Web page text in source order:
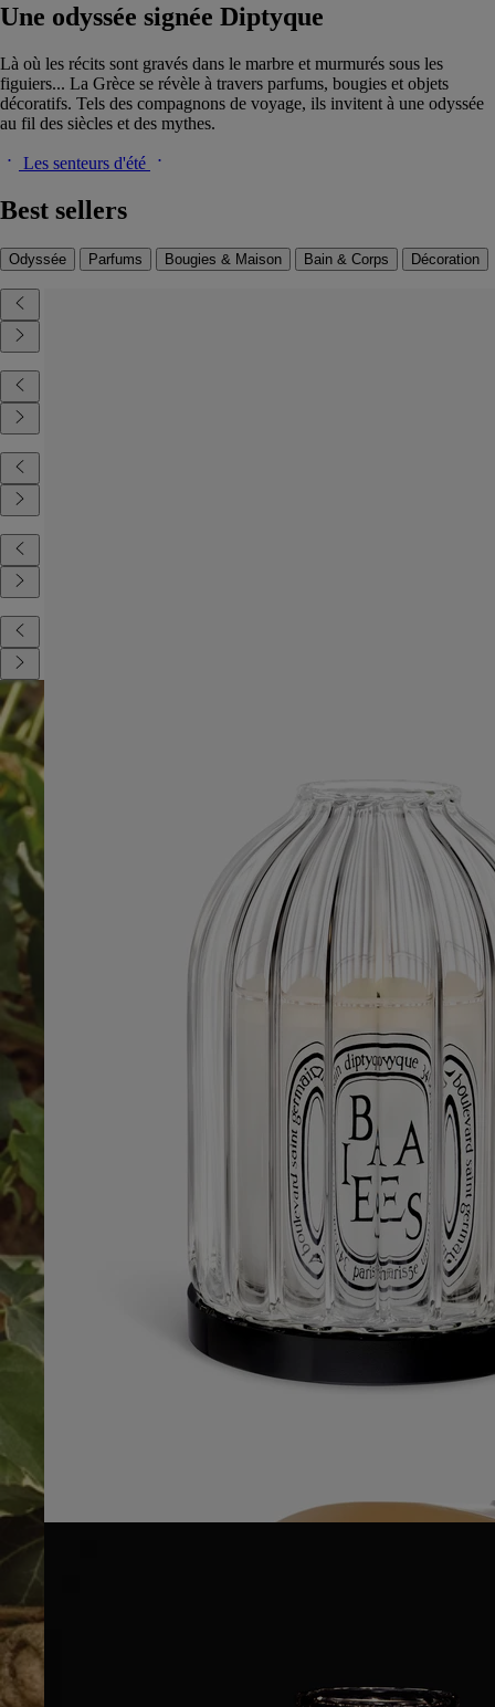
Une odyssée signée Diptyque
Là où les récits sont gravés dans le marbre et murmurés sous les
figuiers... La Grèce se révèle à travers parfums, bougies et objets
décoratifs. Tels des compagnons de voyage, ils invitent à une odyssée
au fil des siècles et des mythes.
Les senteurs d'été
Best sellers
Odyssée Parfums Bougies & Maison Bain & Corps Décoration